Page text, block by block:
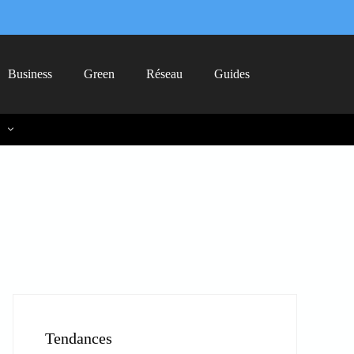
Business Green Réseau Guides
Tendances